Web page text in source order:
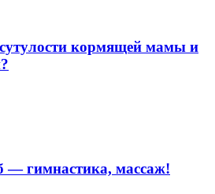
кормящей мамы и
— гимнастика, массаж!